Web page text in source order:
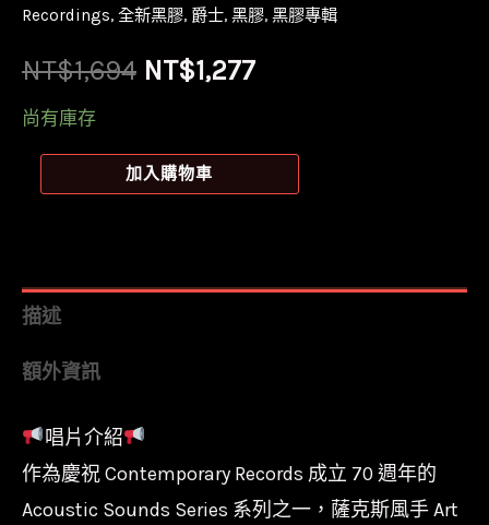
Recordings, 全新黑膠, 爵士, 黑膠, 黑膠專輯
NT$1,694 原
價
NT$1,277目
尚有庫存
亞
派
-
遇
上
加入購物車
描述
額外資訊
唱片介紹
作為慶祝 Contemporary Records 成立 70 週年的
Acoustic Sounds Series 系列之一，薩克斯風手 Art